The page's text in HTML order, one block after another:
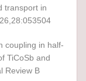
transport in
coupling in half-
TiCoSb and
Review B